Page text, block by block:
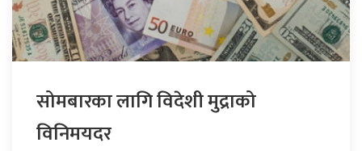
सोमबारका लागि विदेशी मुद्राको
विनिमयदर